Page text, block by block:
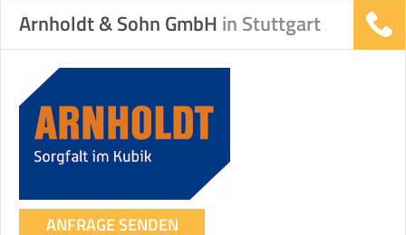
SO ERRECHNET SICH DIE KOSTENSCHÄTZUNG
Arnholdt & Sohn GmbH in Stuttgart
ANFRAGE SENDEN